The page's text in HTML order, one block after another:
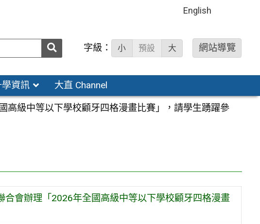
English
送出 字級： 小 預設 大 網站導覽
學資訊 大直 Channel
高級中等以下學校顧牙四格漫畫比賽」，請學生踴躍參
會辦理「2026年全國高級中等以下學校顧牙四格漫畫